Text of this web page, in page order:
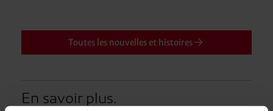
Toutes les nouvelles et histoires
En savoir plus.